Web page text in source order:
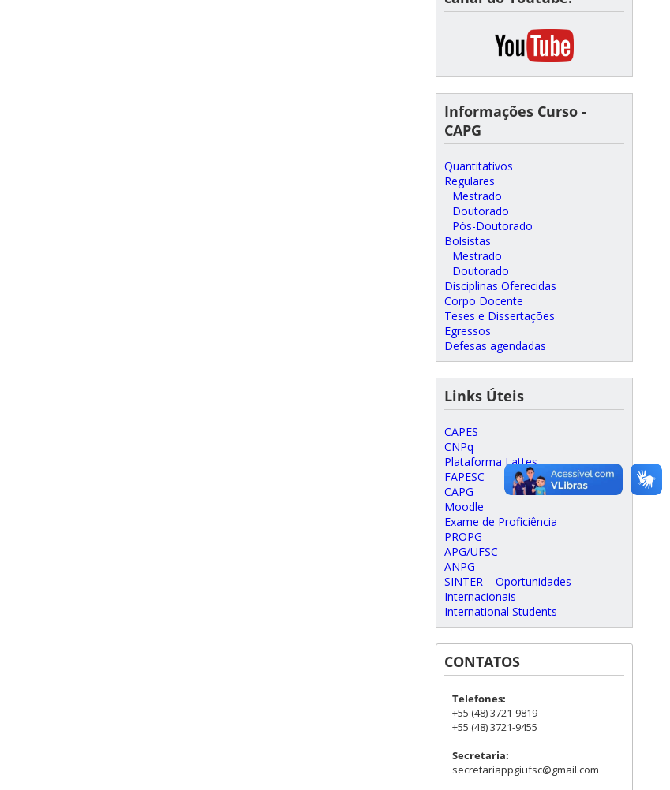
Informações Curso -
CAPG
Quantitativos
Regulares
Mestrado
Doutorado
Pós-Doutorado
Bolsistas
Mestrado
Doutorado
Disciplinas Oferecidas
Corpo Docente
Teses e Dissertações
Egressos
Defesas agendadas
Links Úteis
CAPES
CNPq
Plataforma Lattes
FAPESC
CAPG
Moodle
Exame de Proficiência
PROPG
APG/UFSC
ANPG
SINTER – Oportunidades
Internacionais
International Students
CONTATOS
Telefones:
+55 (48) 3721-9819
+55 (48) 3721-9455
Secretaria:
secretariappgiufsc@gmail.com